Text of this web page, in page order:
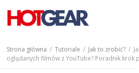
Strona główna /Tutoriale / Jak to zrobić? /
oglądanych filmów z YouTube? Poradnik krok